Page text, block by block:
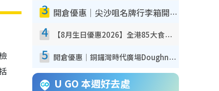
3 開倉優惠｜尖沙咀名牌行李箱開倉低至4折！一連5日 American Tourister/ace./Hallmark $200起！
4 【8月生日優惠2026】全港85大食買玩著數攻略 自助餐/火鍋放題同行免費＋誠品/DONKI送現金券
5 開倉優惠｜銅鑼灣時代廣場Doughnut/Campo Marzio開倉低至1折！背囊、書包、手袋劈價$200起
U GO 本週好去處